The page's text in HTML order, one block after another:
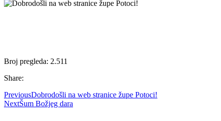
Broj pregleda: 2.511
Share:
PreviousDobrodošli na web stranice župe Potoci!
NextŠum Božjeg dara